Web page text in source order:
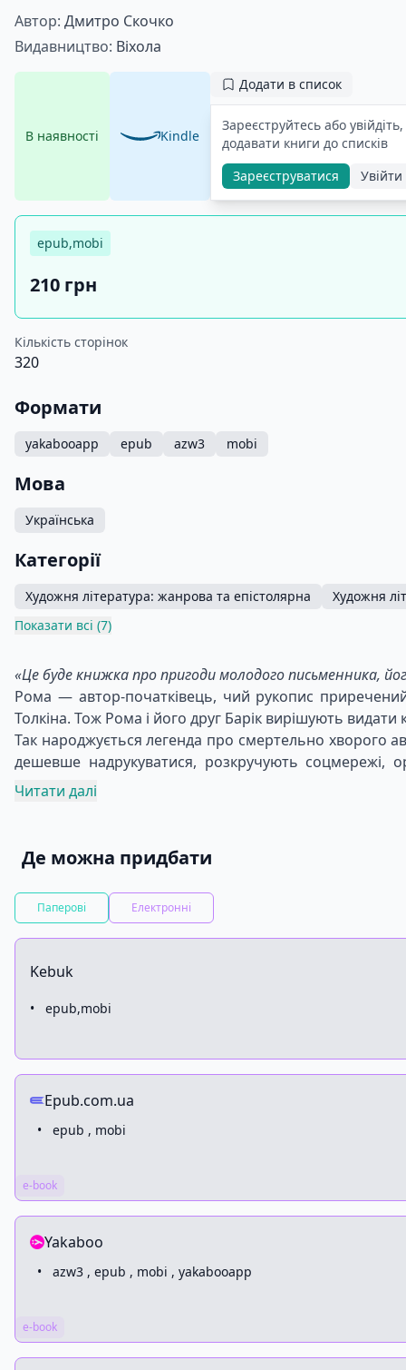
Автор: Дмитро Скочко
Видавництво: Віхола
В наявності Kindle
Додати в список
Зареєструйтесь або
додавати книги до списків
Зареєструватися
Увійти
epub,mobi
210 грн
Кількість сторінок
320
Формати
yakabooapp epub azw3 mobi
Мова
Українська
Категорії
Художня література: жанрова та епістолярна
Художня
Показати всі (7)
«Це буде книжка про пригоди молодого письменника,
Рома — автор-початківець, чий рукопис
Толкіна. Тож Рома і його друг Барік вирішують
Так народжується легенда про смертельно хворого
дешевше надрукуватися, розкручують
закохується у власну читачку.
Куди заведе друзів брехня й чим доведеться
Харків 2040 року.
Читати далі
Де можна придбати
Паперові Електронні
Kebuk
• epub,mobi
Epub.com.ua
• epub , mobi
e-book
Yakaboo
• azw3 , epub , mobi , yakabooapp
e-book